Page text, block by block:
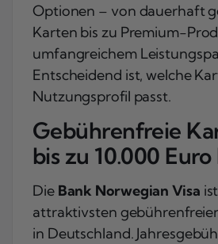
Optionen – von dauerhaft
Karten bis zu Premium-
umfangreichem
Entscheidend ist, welche
Nutzungsprofil passt.
Gebührenfreie
bis zu 10.000
Die Bank Norwegian Visa
attraktivsten
in Deutschland.